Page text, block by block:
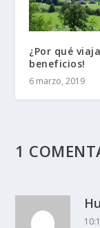
¿Por qué
beneficios!
6 marzo, 2019
1